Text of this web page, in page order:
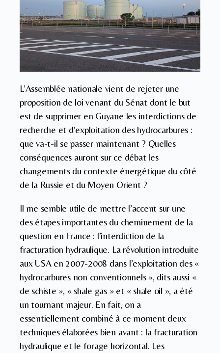
L’Assemblée nationale vient de rejeter une
proposition de loi venant du Sénat dont le but
est de supprimer en Guyane les interdictions de
recherche et d’exploitation des hydrocarbures :
que va-t-il se passer maintenant ? Quelles
conséquences auront sur ce débat les
changements du contexte énergétique du côté
de la Russie et du Moyen Orient ?
Il me semble utile de mettre l’accent sur une
des étapes importantes du cheminement de la
question en France : l’interdiction de la
fracturation hydraulique. La révolution introduite
aux USA en 2007-2008 dans l’exploitation des «
hydrocarbures non conventionnels », dits aussi «
de schiste », « shale gas » et « shale oil », a été
un tournant majeur. En fait, on a
essentiellement combiné à ce moment deux
techniques élaborées bien avant : la fracturation
hydraulique et le forage horizontal. Les